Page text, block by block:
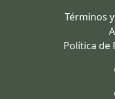
Términos
Política de